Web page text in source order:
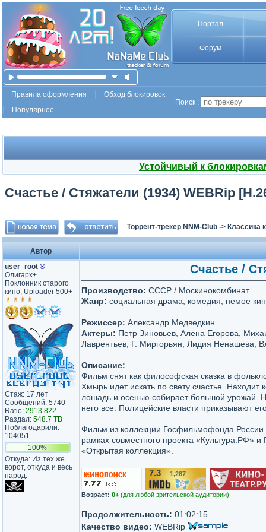
Портал
Форум
Правила оформления
Обход блокировок
Популярное
Поиск :
Устойчивый к
Счастье / Стяжатели (1934) WEBRip
Торрент-трекер NNM-Club -> Классика
Автор
user_root ®
Олигарх+
Поклонник старого
кино, Uploader 500+
Стаж: 17 лет
Сообщений: 5740
Ratio: 2913.822
Раздал: 548.7 TB
Поблагодарили:
104051
100%
Откуда: Из тех же
ворот, откуда и весь
народ.
Счастье /
Производство: СССР / Москинокомбинат
Жанр: социальная драма комедия , немое
Режиссер: Александр Медведкин
Актеры: Петр Зиновьев, Алена Егорова,
Лаврентьев, Г. Миргорьян, Лидия Ненашева,
Описание:
Фильм снят как философская сказка в
Хмырь идет искать по свету счастье. Находит
лошадь и осенью собирает большой урожай.
него все. Полицейские власти приказывают
Фильм из коллекции Госфильмофонда России
рамках совместного проекта «Культура.РФ»
«Открытая коллекция».
7.3 1,287
Возраст: 0+ (для любой зрительской аудитории)
Продолжительность: 01:02:15
Качество видео: WEBRip